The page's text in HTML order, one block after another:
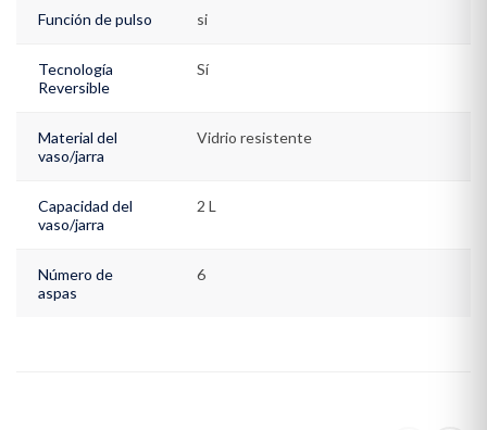
saludables como parte de un plan de cinco comidas al día *
BPA: El Bisfenol A es un producto químico ***Comparada con la
Función de pulso si
Tecnología
Reversible
Sí
Material del
vaso/jarra
Vidrio resistente
Capacidad del
vaso/jarra
2 L
Número de
aspas
6